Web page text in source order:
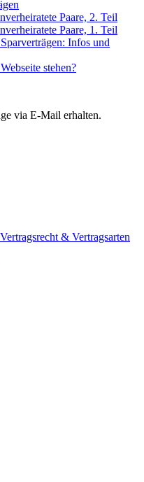
Paare, 2. Teil
Paare, 1. Teil
Infos und
stehen?
via E-Mail erhalten.
& Vertragsarten